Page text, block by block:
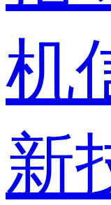
机
新